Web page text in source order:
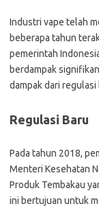
Industri vape telah
beberapa tahun
pemerintah
berdampak
dampak dari
Regulasi Baru
Pada tahun 2018,
Menteri Kesehatan
Produk Tembakau
ini bertujuan untuk